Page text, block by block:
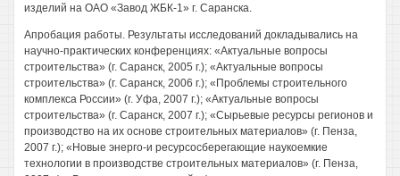
изделий на ОАО «Завод ЖБК-1» г. Саранска.
Апробация работы. Результаты исследований докладывались на
научно-практических конференциях: «Актуальные вопросы
строительства» (г. Саранск, 2005 г.); «Актуальные вопросы
строительства» (г. Саранск, 2006 г.); «Проблемы строительного
комплекса России» (г. Уфа, 2007 г.); «Актуальные вопросы
строительства» (г. Саранск, 2007 г.); «Сырьевые ресурсы регионов и
производство на их основе строительных материалов» (г. Пенза,
2007 г.); «Новые энерго-и ресурсосберегающие наукоемкие
технологии в производстве строительных материалов» (г. Пенза,